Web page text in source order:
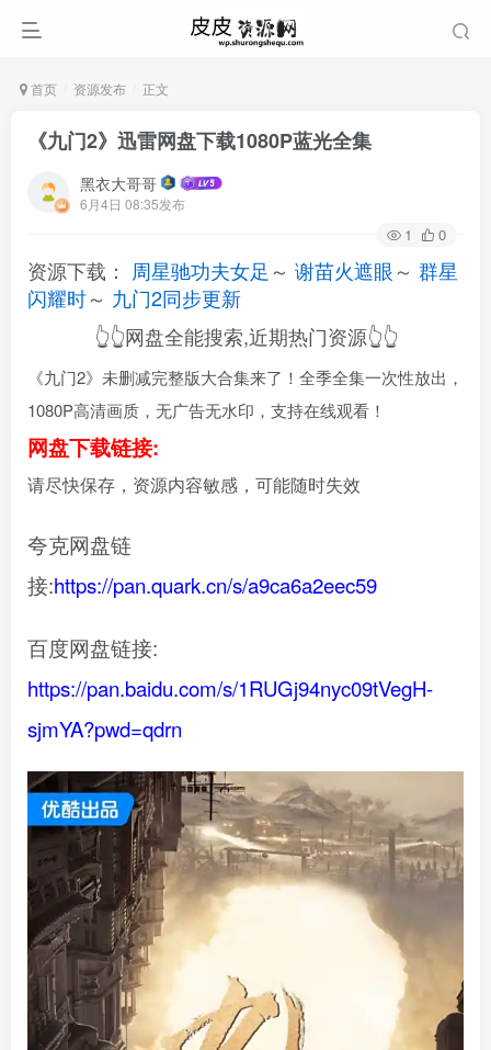
首页 资源发布 正文
《九门2》迅雷网盘下载1080P蓝光全集
黑衣大哥哥
6月4日 08:35发布
1 0
资源下载： 周星驰功夫女足 ～ 谢苗火遮眼～ 群星
闪耀时～ 九门2同步更新
👆👆网盘全能搜索,近期热门资源👆👆
《九门2》未删减完整版大合集来了！全季全集一次性放出，
1080P高清画质，无广告无水印，支持在线观看！
网盘下载链接:
请尽快保存，资源内容敏感，可能随时失效
夸克网盘链
接:https://pan.quark.cn/s/a9ca6a2eec59
百度网盘链接:
https://pan.baidu.com/s/1RUGj94nyc09tVegH-
sjmYA?pwd=qdrn